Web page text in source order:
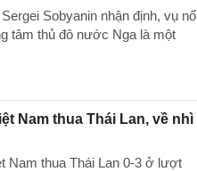
Sobyanin nhận định, vụ nổ
tâm thủ đô nước Nga là một
Nam thua Thái Lan, về nhì
Nam thua Thái Lan 0-3 ở lượt